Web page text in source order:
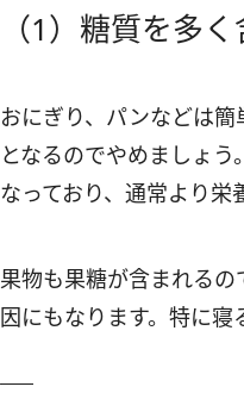
（1）糖質を多
おにぎり、パンなどは
となるのでやめましょ
なっており、通常より栄
果物も果糖が含まれる
因にもなります。特に寝